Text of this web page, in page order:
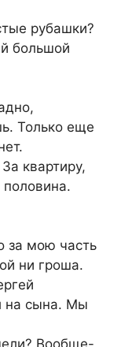
рубашки?
большой
Только еще
квартиру,
половина.
за мою часть
ни гроша.
на сына. Мы